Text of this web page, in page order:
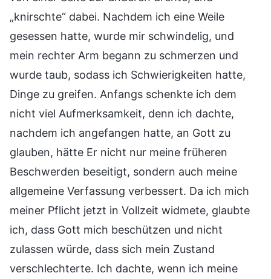
„knirschte“ dabei. Nachdem ich eine Weile
gesessen hatte, wurde mir schwindelig, und
mein rechter Arm begann zu schmerzen und
wurde taub, sodass ich Schwierigkeiten hatte,
Dinge zu greifen. Anfangs schenkte ich dem
nicht viel Aufmerksamkeit, denn ich dachte,
nachdem ich angefangen hatte, an Gott zu
glauben, hätte Er nicht nur meine früheren
Beschwerden beseitigt, sondern auch meine
allgemeine Verfassung verbessert. Da ich mich
meiner Pflicht jetzt in Vollzeit widmete, glaubte
ich, dass Gott mich beschützen und nicht
zulassen würde, dass sich mein Zustand
verschlechterte. Ich dachte, wenn ich meine